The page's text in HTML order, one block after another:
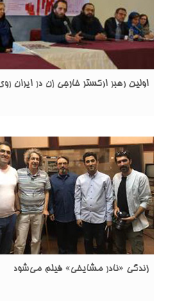
اولین رهبر ارکستر خارجی زن در ایران
زندگی «نادر مشایخی» فیلم می‌شود